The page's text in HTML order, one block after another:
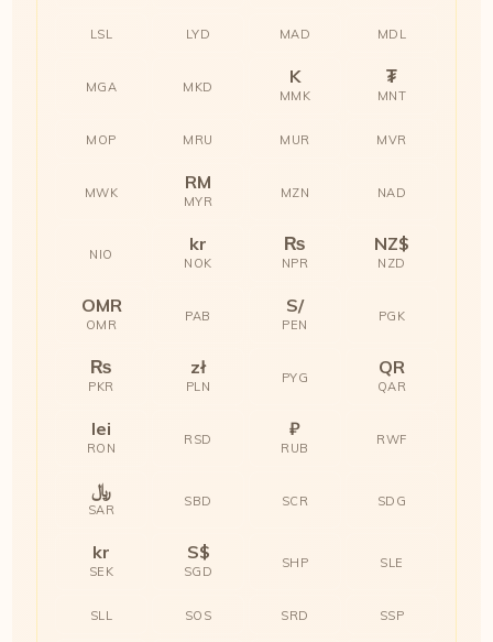
LSL LYD MAD MDL
MGA MKD K
MMK
₮
MNT
MOP MRU MUR MVR
MWK RM
MYR
MZN NAD
NIO kr
NOK
₨
NPR
NZ$
NZD
OMR
OMR
PAB S/
PEN
PGK
₨
PKR
zł
PLN
PYG QR
QAR
lei
RON
RSD ₽
RUB
RWF
﷼
SAR
SBD SCR SDG
kr
SEK
S$
SGD
SHP SLE
SLL SOS SRD SSP